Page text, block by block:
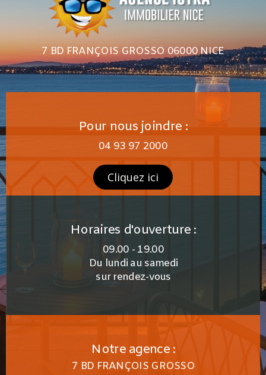
7 BD FRANÇOIS GROSSO 06000 NICE
Pour nous joindre :
04 93 97 2000
Cliquez ici
Horaires d'ouverture :
09.00 - 19.00
Du lundi au samedi
sur rendez-vous
Notre agence :
7 BD FRANÇOIS GROSSO